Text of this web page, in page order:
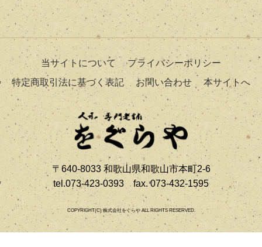
当サイトについて
プライバシーポリシー
特定商取引法に基づく表記
お問い合わせ 本サイトへ
〒640-8033 和歌山県和歌山市本町2-6
tel.073-423-0393 fax. 073-432-1595
COPYRIGHT(C) 株式会社をぐらや ALL RIGHTS RESERVED.